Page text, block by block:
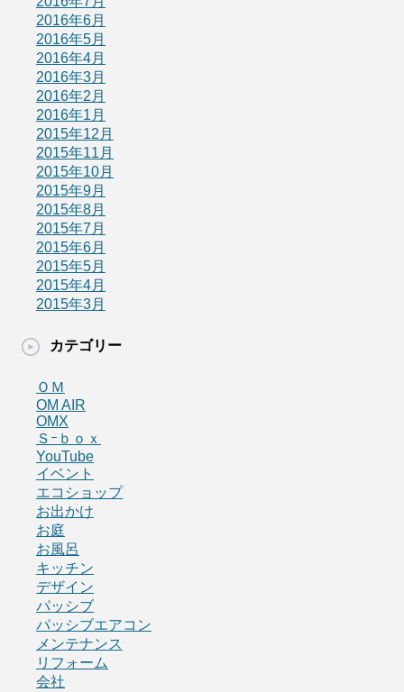
2016年6月
2016年5月
2016年4月
2016年3月
2016年2月
2016年1月
2015年12月
2015年11月
2015年10月
2015年9月
2015年8月
2015年7月
2015年6月
2015年5月
2015年4月
2015年3月
カテゴリー
ＯＭ
OM AIR
OMX
Ｓｰｂｏｘ
YouTube
イベント
エコショップ
お出かけ
お庭
お風呂
キッチン
デザイン
パッシブ
パッシブエアコン
メンテナンス
リフォーム
会社